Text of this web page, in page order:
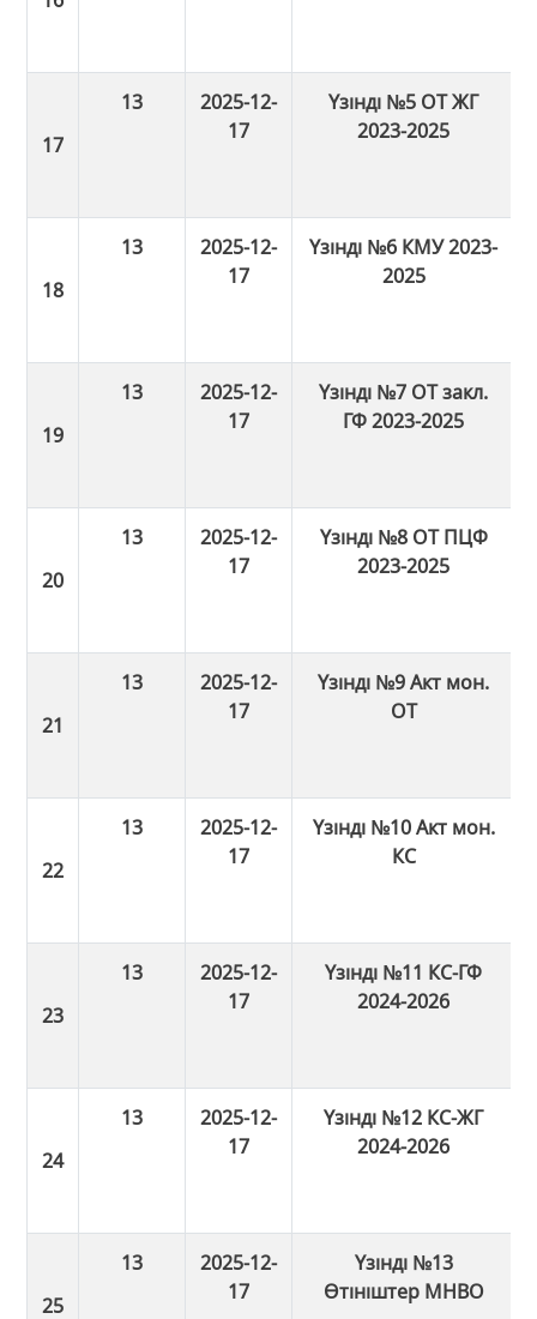
13
2025-12-
17
Үзінді №5 ОТ ЖГ
2023-2025
13
2025-12-
17
Үзінді №6 КМУ 2023-
2025
13
2025-12-
17
Үзінді №7 ОТ закл.
ГФ 2023-2025
13
2025-12-
17
Үзінді №8 ОТ ПЦФ
2023-2025
13
2025-12-
17
Үзінді №9 Акт мон.
ОТ
13
2025-12-
17
Үзінді №10 Акт мон.
КС
13
2025-12-
17
Үзінді №11 КС-ГФ
2024-2026
13
2025-12-
17
Үзінді №12 КС-ЖГ
2024-2026
13
2025-12-
17
Үзінді №13
Өтініштер МНВО